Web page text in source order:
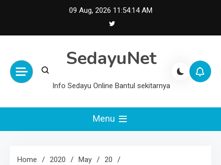
09 Aug, 2026 11:54:15 AM
SedayuNet
Info Sedayu Online Bantul sekitarnya
Menu
Home 2020 May
20